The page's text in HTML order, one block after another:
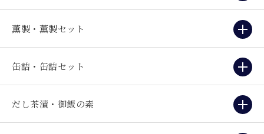
薫製・薫製セット
缶詰・缶詰セット
だし茶漬・御飯の素